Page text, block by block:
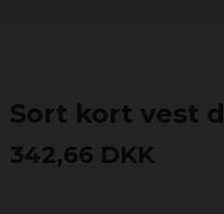
Sort kort vest
342,66 DKK